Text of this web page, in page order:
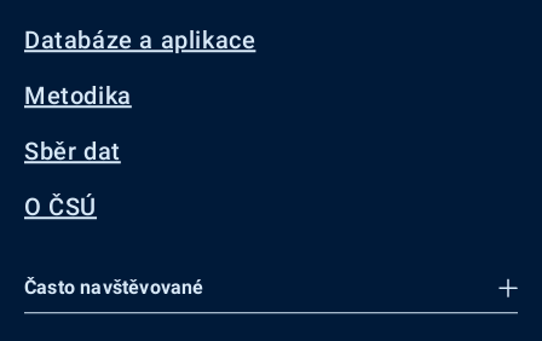
Databáze a aplikace
Metodika
Sběr dat
O ČSÚ
Často navštěvované